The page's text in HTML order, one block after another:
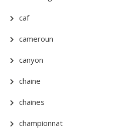
caf
cameroun
canyon
chaine
chaines
championnat